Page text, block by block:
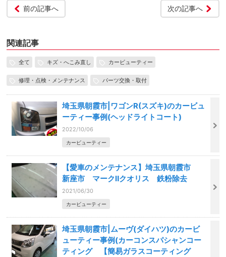
前の記事へ 次の記事へ
関連記事
全て キズ・へこみ直し カービューティー
修理・点検・メンテナンス パーツ交換・取付
埼玉県朝霞市|ワゴンR(スズキ)のカービュ
ーティー事例(ヘッドライトコート)
2022/10/06
カービューティー
【愛車のメンテナンス】埼玉県朝霞市
新座市 マークⅡクオリス 鉄粉除去
2021/06/30
カービューティー
埼玉県朝霞市|ムーヴ(ダイハツ)のカービ
ューティー事例(カーコンスパシャンコー
ティング 【簡易ガラスコーティング